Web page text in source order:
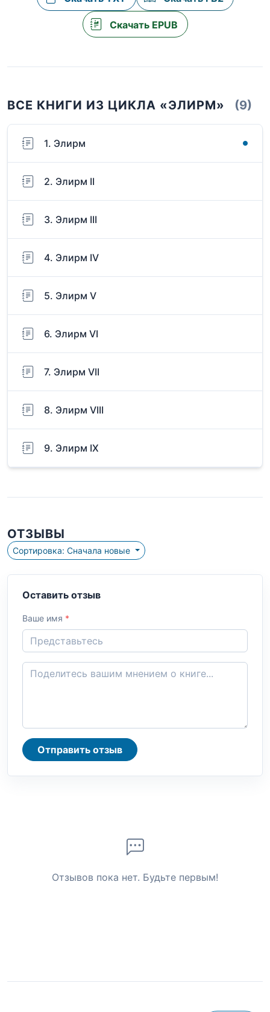
Скачать EPUB
ВСЕ КНИГИ ИЗ ЦИКЛА «ЭЛИРМ» (9)
1. Элирм
2. Элирм II
3. Элирм III
4. Элирм IV
5. Элирм V
6. Элирм VI
7. Элирм VII
8. Элирм VIII
9. Элирм IX
ОТЗЫВЫ
Сортировка: Сначала новые
Оставить отзыв
Ваше имя *
Отправить отзыв
Отзывов пока нет. Будьте первым!